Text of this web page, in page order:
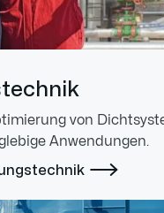
von
Anwendungen.
